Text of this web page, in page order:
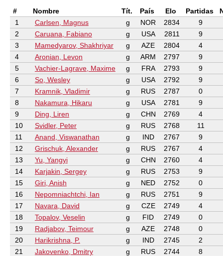
# Nombre Tít. País Elo Partidas
1
Carlsen, Magnus g NOR 2834 9
2
Caruana, Fabiano g USA 2811 9
3
Mamedyarov, Shakhriyar g AZE 2804 4
4
Aronian, Levon g ARM 2797 9
5
Vachier-Lagrave, Maxime g FRA 2793 9
6
So, Wesley g USA 2792 9
7
Kramnik, Vladimir g RUS 2787 0
8
Nakamura, Hikaru g USA 2781 9
9
Ding, Liren g CHN 2769 4
10
Svidler, Peter g RUS 2768 11
11
Anand, Viswanathan g IND 2767 9
12
Grischuk, Alexander g RUS 2767 4
13
Yu, Yangyi g CHN 2760 4
14
Karjakin, Sergey g RUS 2753 9
15
Giri, Anish g NED 2752 0
16
Nepomniachtchi, Ian g RUS 2751 9
17
Navara, David g CZE 2749 4
18
Topalov, Veselin g FID 2749 0
19
Radjabov, Teimour g AZE 2748 0
20
Harikrishna, P. g IND 2745 2
21
Jakovenko, Dmitry g RUS 2744 8